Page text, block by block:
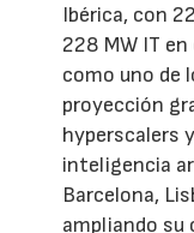
Ibérica, con
228 MW IT
como uno de
proyección
hyperscalers
inteligencia
Barcelona,
ampliando su